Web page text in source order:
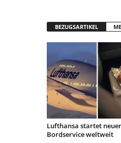
BEZUGSARTIKEL
Lufthansa startet
Bordservice weltweit